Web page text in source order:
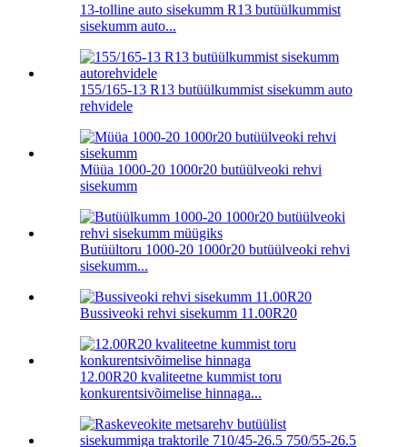
13-tolline auto sisekumm R13 butüülkummist
sisekumm auto...
155/165-13 R13 butüülkummist sisekumm auto
rehvidele
Müüa 1000-20 1000r20 butüülveoki rehvi
sisekumm
Butüültoru 1000-20 1000r20 butüülveoki rehvi
sisekumm...
Bussiveoki rehvi sisekumm 11.00R20
12.00R20 kvaliteetne kummist toru
konkurentsivõimelise hinnaga...